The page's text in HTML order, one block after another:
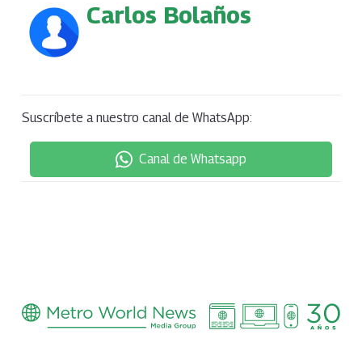
Carlos Bolaños
Suscríbete a nuestro canal de WhatsApp:
Canal de Whatsapp